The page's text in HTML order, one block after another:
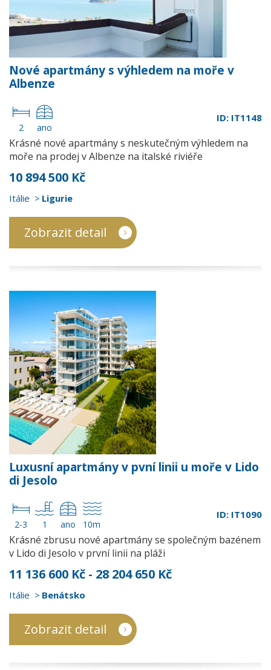
Nové apartmány s výhledem na moře v
Albenze
2 ano
ID: IT1148
Krásné nové apartmány s neskutečným výhledem na
moře na prodej v Albenze na italské riviéře
10 894 500 Kč
Itálie Ligurie
Zobrazit detail
Luxusní apartmány v pvní linii u moře v Lido
di Jesolo
2-3 1 ano 10m
ID: IT1090
Krásné zbrusu nové apartmány se společným bazénem
v Lido di Jesolo v první linii na pláži
11 136 600 Kč - 28 204 650 Kč
Itálie Benátsko
Zobrazit detail